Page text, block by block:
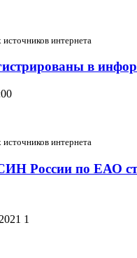
интернета
в
интернета
России по ЕАО